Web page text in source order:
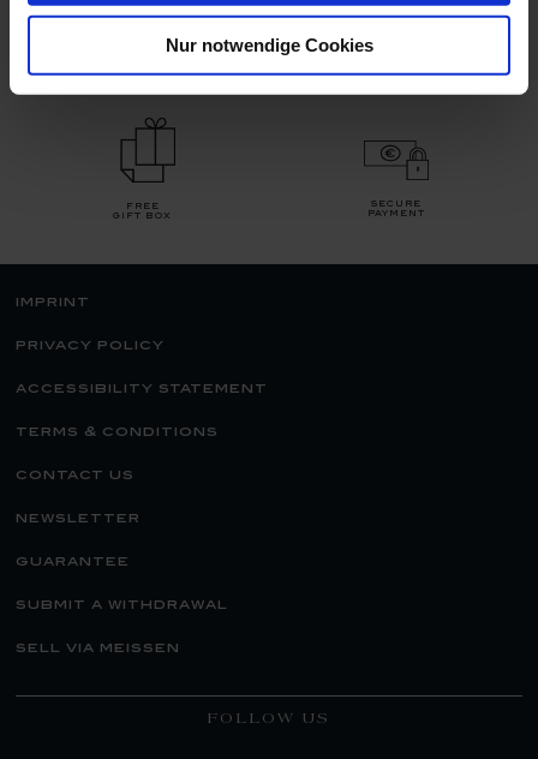
Nur notwendige Cookies
by hand
return
free
gift box
secure
payment
imprint
privacy policy
accessibility statement
terms & conditions
contact us
newsletter
guarantee
submit a withdrawal
sell via meissen
FOLLOW US